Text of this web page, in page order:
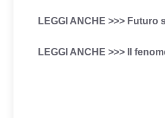
LEGGI ANCHE >>> Futuro
LEGGI ANCHE >>> Il